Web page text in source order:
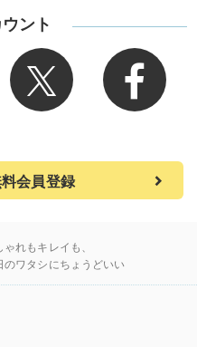
ント
会員登録
ゃれもキレイも、
のワタシにちょうどいい